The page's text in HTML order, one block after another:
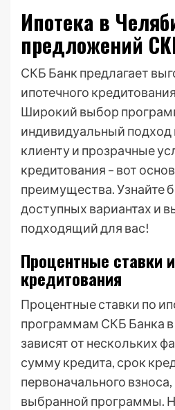
Ипотека в
предложений
СКБ Банк предлагает
ипотечного
Широкий выбор
индивидуальный
клиенту и прозрачные
кредитования – вот
преимущества. Узнайте
доступных вариантах и
подходящий для вас!
Процентные ставки
кредитования
Процентные ставки по
программам СКБ Банка
зависят от нескольких
сумму кредита, срок
первоначального
выбранной программы.